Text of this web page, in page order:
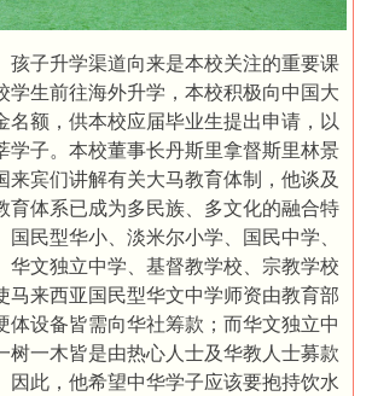
孩子升学渠道向来是本校关注的重要课
学生前往海外升学，本校积极向中国大
名额，供本校应届毕业生提出申请，以
学子。本校董事长丹斯里拿督斯里林景
来宾们讲解有关大马教育体制，他谈及
育体系已成为多民族、多文化的融合特
民型华小、淡米尔小学、国民中学、
华文独立中学、基督教学校、宗教学校
马来西亚国民型华文中学师资由教育部
体设备皆需向华社筹款；而华文独立中
树一木皆是由热心人士及华教人士募款
因此，他希望中华学子应该要抱持饮水